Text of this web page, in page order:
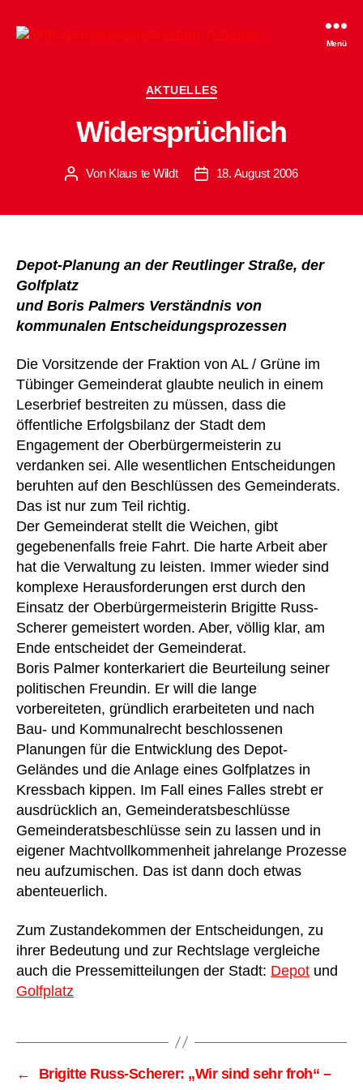
SPD-
Menü
Kategorien
AKTUELLES
Widersprüchlich
Beitragsautor
Von Klaus te Wildt Beitragsdatum
18. August 2006
Depot-Planung an der Reutlinger Straße, der
Golfplatz
und Boris Palmers Verständnis von
kommunalen Entscheidungsprozessen
Die Vorsitzende der Fraktion von AL / Grüne im
Tübinger Gemeinderat glaubte neulich in einem
Leserbrief bestreiten zu müssen, dass die
öffentliche Erfolgsbilanz der Stadt dem
Engagement der Oberbürgermeisterin zu
verdanken sei. Alle wesentlichen Entscheidungen
beruhten auf den Beschlüssen des Gemeinderats.
Das ist nur zum Teil richtig.
Der Gemeinderat stellt die Weichen, gibt
gegebenenfalls freie Fahrt. Die harte Arbeit aber
hat die Verwaltung zu leisten. Immer wieder sind
komplexe Herausforderungen erst durch den
Einsatz der Oberbürgermeisterin Brigitte Russ-
Scherer gemeistert worden. Aber, völlig klar, am
Ende entscheidet der Gemeinderat.
Boris Palmer konterkariert die Beurteilung seiner
politischen Freundin. Er will die lange
vorbereiteten, gründlich erarbeiteten und nach
Bau- und Kommunalrecht beschlossenen
Planungen für die Entwicklung des Depot-
Geländes und die Anlage eines Golfplatzes in
Kressbach kippen. Im Fall eines Falles strebt er
ausdrücklich an, Gemeinderatsbeschlüsse
Gemeinderatsbeschlüsse sein zu lassen und in
eigener Machtvollkommenheit jahrelange Prozesse
neu aufzumischen. Das ist dann doch etwas
abenteuerlich.
Zum Zustandekommen der Entscheidungen, zu
ihrer Bedeutung und zur Rechtslage vergleiche
auch die Pressemitteilungen der Stadt: Depot und
Golfplatz
← Brigitte Russ-Scherer: „Wir sind sehr froh“ –